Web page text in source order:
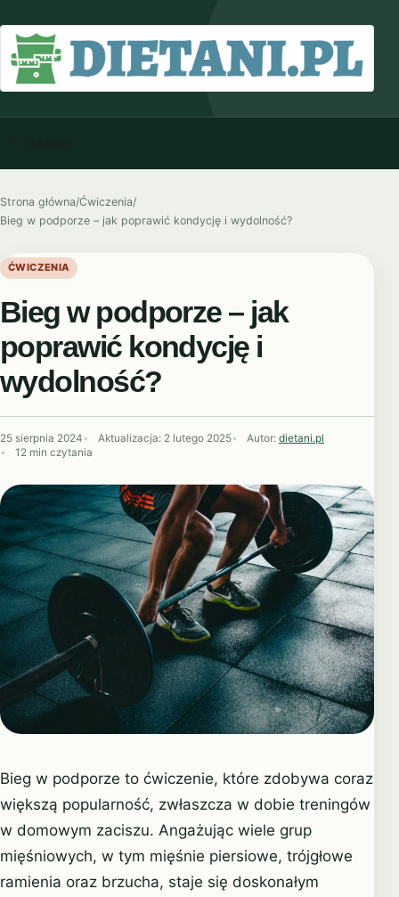
Strona główna/Ćwiczenia/
Bieg w podporze – jak poprawić kondycję i wydolność?
ĆWICZENIA
Bieg w podporze – jak
poprawić kondycję i
wydolność?
25 sierpnia 2024 Aktualizacja: 2 lutego 2025 Autor: dietani.pl
12 min czytania
Bieg w podporze to ćwiczenie, które zdobywa coraz
większą popularność, zwłaszcza w dobie treningów
w domowym zaciszu. Angażując wiele grup
mięśniowych, w tym mięśnie piersiowe, trójgłowe
ramienia oraz brzucha, staje się doskonałym